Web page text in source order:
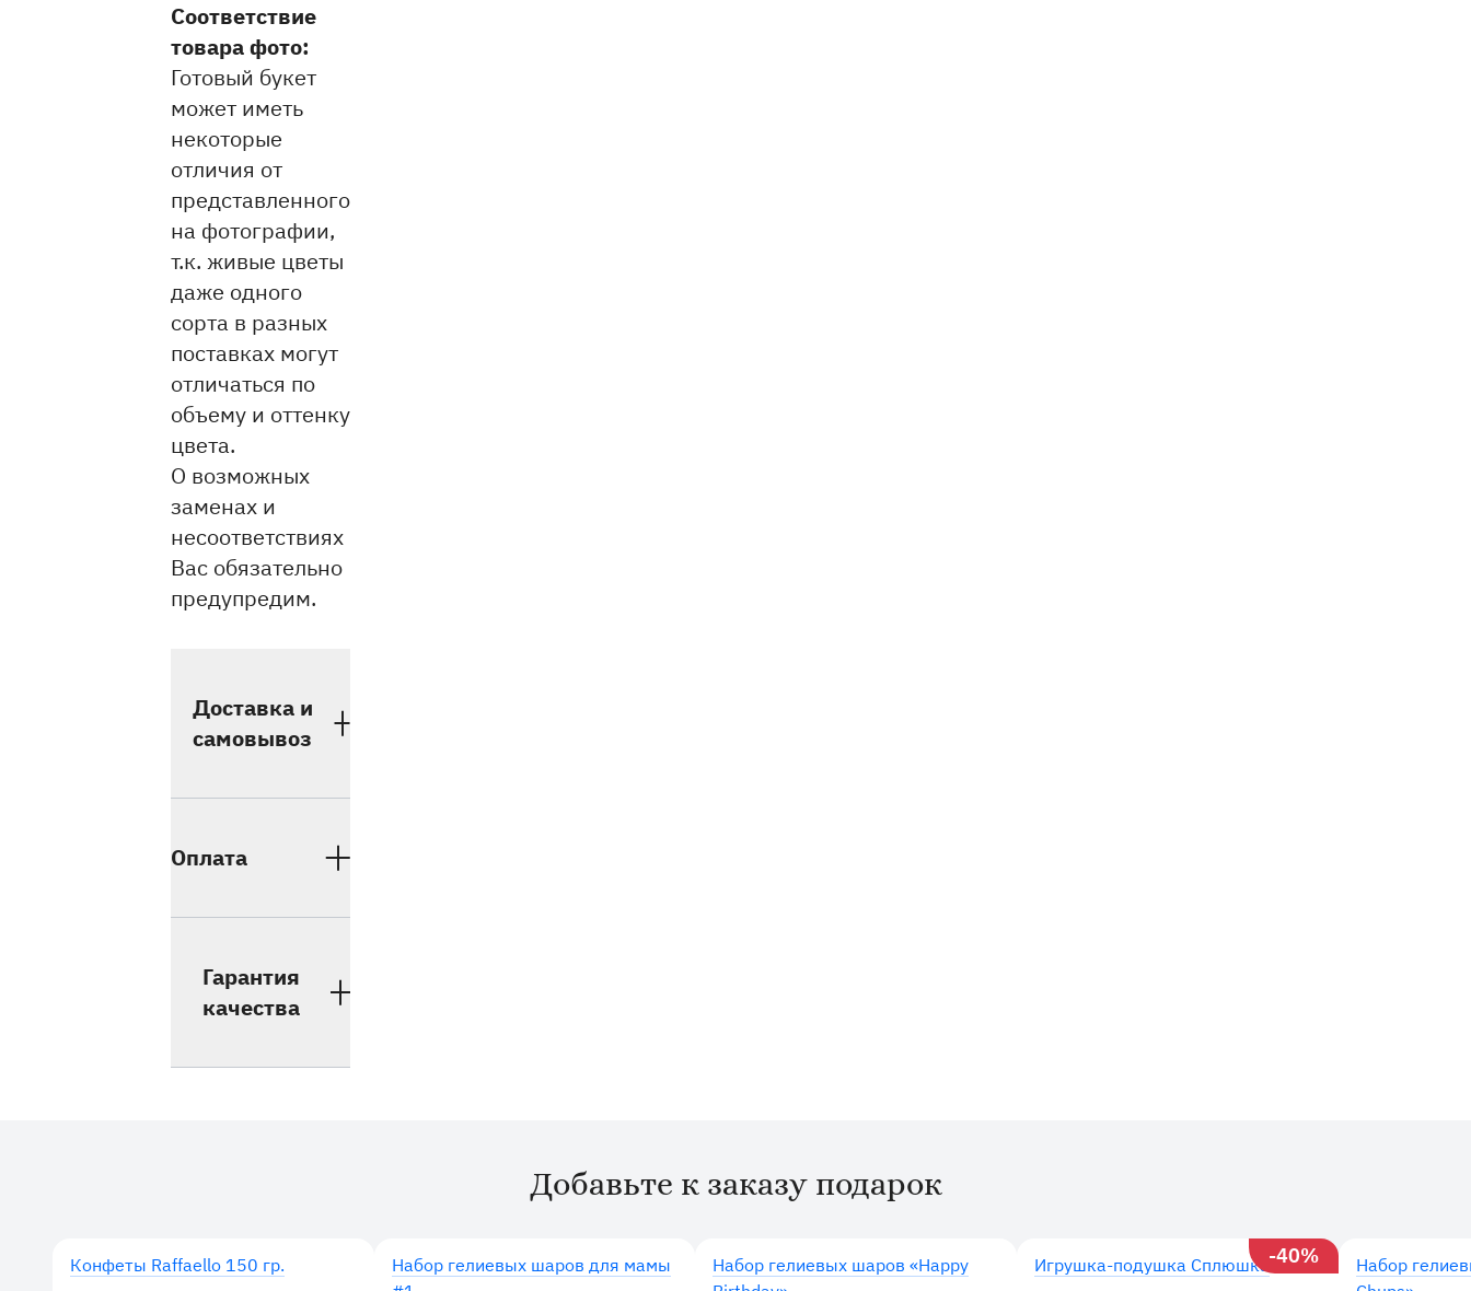
Соответствие
товара фото:
Готовый букет
может иметь
некоторые
отличия от
представленного
на фотографии,
т.к. живые цветы
даже одного
сорта в разных
поставках могут
отличаться по
объему и оттенку
цвета.
О возможных
заменах и
несоответствиях
Вас обязательно
предупредим.
Доставка и
самовывоз
Оплата
Гарантия
качества
Добавьте к заказу подарок
Конфеты Raffaello 150 гр.
Набор гелиевых шаров для мамы
Набор гелиевых шаров «Happy
Игрушка-подушка Сплюшка -40%
Набор